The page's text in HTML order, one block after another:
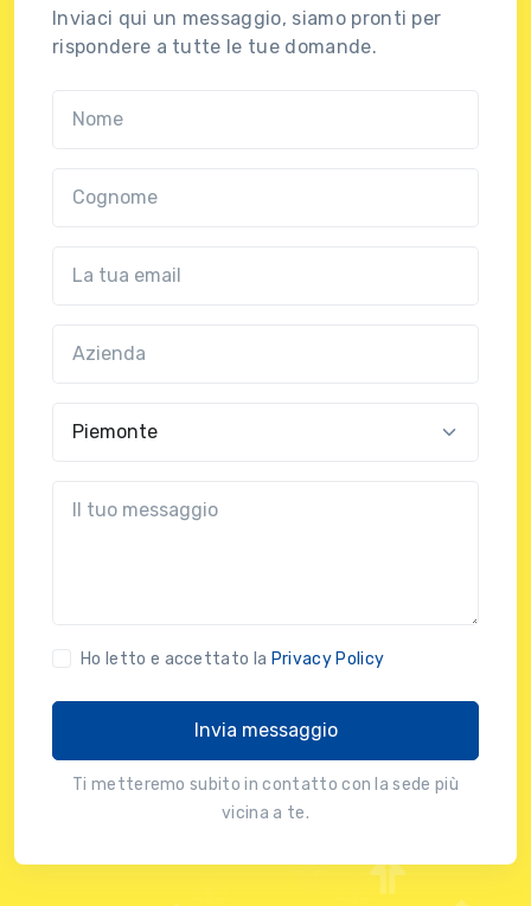
Inviaci qui un messaggio, siamo pronti per
rispondere a tutte le tue domande.
Ho letto e accettato la Privacy Policy
Invia messaggio
Ti metteremo subito in contatto con la sede più
vicina a te.